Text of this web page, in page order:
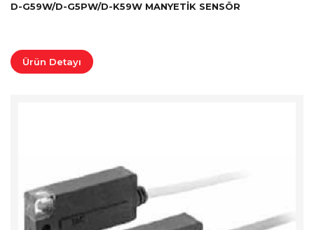
D-G59W/D-G5PW/D-K59W MANYETIK SENSÖR
Ürün Detayı